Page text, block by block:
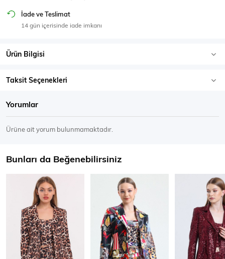
İade ve Teslimat
14 gün içerisinde iade imkanı
Ürün Bilgisi
Taksit Seçenekleri
Yorumlar
Ürüne ait yorum bulunmamaktadır.
Bunları da Beğenebilirsiniz